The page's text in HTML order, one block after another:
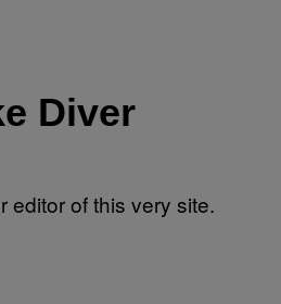
Diver
editor of this very site.